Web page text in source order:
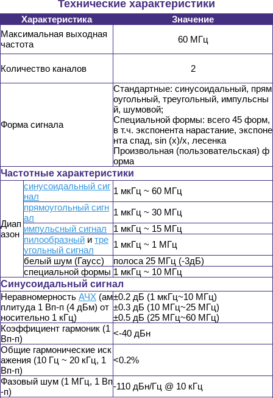
Технические характеристики
Характеристика
Значение
Максимальная выходная
частота
60 МГц
Количество каналов 2
Форма сигнала
Стандартные: синусоидальный, прям
оугольный, треугольный, импульсны
й, шумовой;
Специальной формы: всего 45 форм,
в т.ч. экспонента нарастание, экспоне
нта спад, sin (x)/x, лесенка
Произвольная (пользовательская) ф
орма
Частотные характеристики
Диап
азон
синусоидальный сиг
нал
1 мкГц ~ 60 МГц
прямоугольный сигн
ал
1 мкГц ~ 30 МГц
импульсный сигнал
1 мкГц ~ 15 МГц
пилообразный и тре
угольный сигнал
1 мкГц ~ 1 МГц
белый шум (Гаусс)
полоса 25 МГц (-3дБ)
специальной формы 1 мкГц ~ 10 МГц
Синусоидальный сигнал
Неравномерность АЧХ (ам
плитуда 1 Вп-п (4 дБм) от
носительно 1 кГц)
±0.2 дБ (1 мкГц~10 МГц)
±0.3 дБ (10 МГц~25 МГц)
±0.5 дБ (25 МГц~60 МГц)
Коэффициент гармоник (1
Вп-п)
<-40 дБн
Общие гармонические иск
ажения (10 Гц ~ 20 кГц, 1
Вп-п)
<0.2%
Фазовый шум (1 МГц, 1 Вп
-п)
-110 дБн/Гц @ 10 кГц